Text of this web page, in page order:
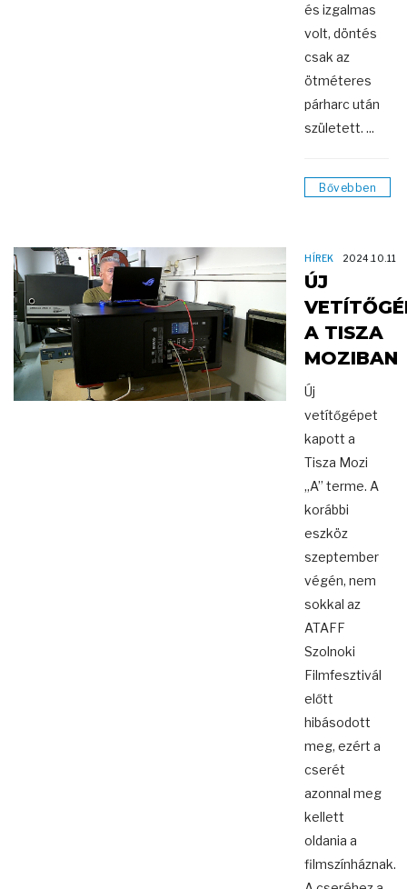
és izgalmas
volt, döntés
csak az
ötméteres
párharc után
született. ...
Bővebben
HÍREK 2024.10.11
ÚJ
A TISZA
MOZIBAN
Új
vetítőgépet
kapott a
Tisza Mozi
„A” terme. A
korábbi
eszköz
szeptember
végén, nem
sokkal az
ATAFF
Szolnoki
Filmfesztivál
előtt
hibásodott
meg, ezért a
cserét
azonnal meg
kellett
oldania a
filmszínháznak.